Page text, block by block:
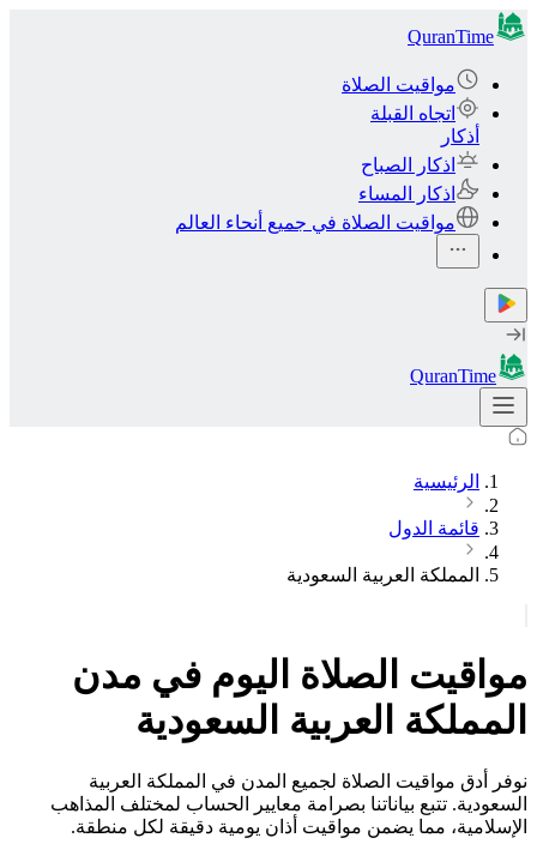
QuranTime
مواقيت الصلاة
اتجاه القبلة
أذكار
اذكار الصباح
اذكار المساء
مواقيت الصلاة في جميع أنحاء العالم
QuranTime
الرئيسية
قائمة الدول
المملكة العربية السعودية
مواقيت الصلاة اليوم في مدن
المملكة العربية السعودية
نوفر أدق مواقيت الصلاة لجميع المدن في المملكة العربية
السعودية. تتبع بياناتنا بصرامة معايير الحساب لمختلف المذاهب
الإسلامية، مما يضمن مواقيت أذان يومية دقيقة لكل منطقة.